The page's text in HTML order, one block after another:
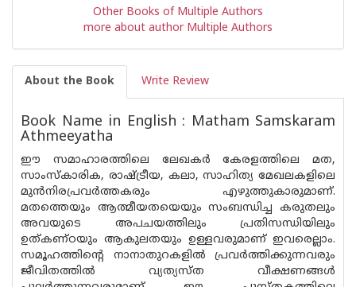
Other Books of Multiple Authors
more about author Multiple Authors
About the Book Write Review
Book Name in English : Matham Samskaram
Athmeeyatha
ഈ സമാഹാരത്തിലെ ലേഖകർ കേരളത്തിലെ മത,
സാംസ്‌കാരിക, രാഷ്ട്രീയ, കലാ, സാഹിത്യ മേഖലകളിലെ
മുൻനിരപ്രവർത്തകരും എഴുത്തുകാരുമാണ്.
മതത്തെയും ആത്മീയതയെയും സംബന്ധിച്ച കരുതലും
അവയുടെ അപചയത്തിലും പ്രതിസന്ധിയിലും
ഉത്കണ്ഠയും ആകുലതയും ഉള്ളവരുമാണ് ഇവരെല്ലാം.
സമൂഹത്തിന്റെ നാനാതുറകളിൽ പ്രവർത്തിക്കുന്നവരും
ജീവിതത്തിൽ വ്യത്യസ്ത വീക്ഷണങ്ങൾ